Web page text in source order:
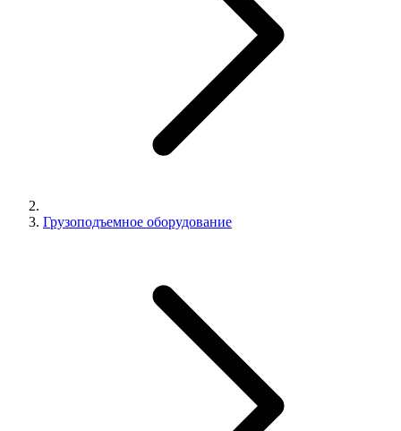
Грузоподъемное оборудование